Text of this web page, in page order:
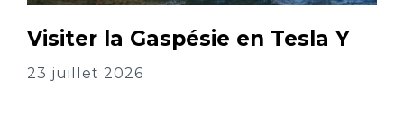
Visiter la Gaspésie en Tesla Y
23 juillet 2026